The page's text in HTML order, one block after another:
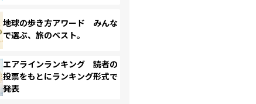
地球の歩き方アワード みんな
で選ぶ、旅のベスト。
エアラインランキング 読者の
投票をもとにランキング形式で
発表